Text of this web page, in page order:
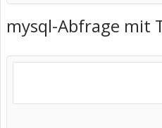
mysql-Abfrage mit